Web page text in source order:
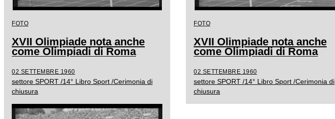
FOTO
XVII Olimpiade nota anche
come Olimpiadi di Roma
02 SETTEMBRE 1960
settore SPORT /14° Libro Sport /Cerimonia di
chiusura
FOTO
XVII Olimpiade nota anche
come Olimpiadi di Roma
02 SETTEMBRE 1960
settore SPORT /14° Libro Sport /Cerimonia di
chiusura